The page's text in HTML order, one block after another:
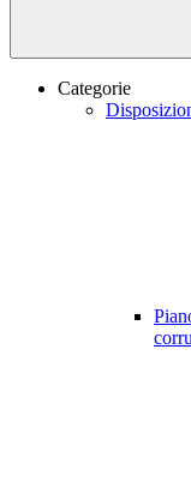
Categorie